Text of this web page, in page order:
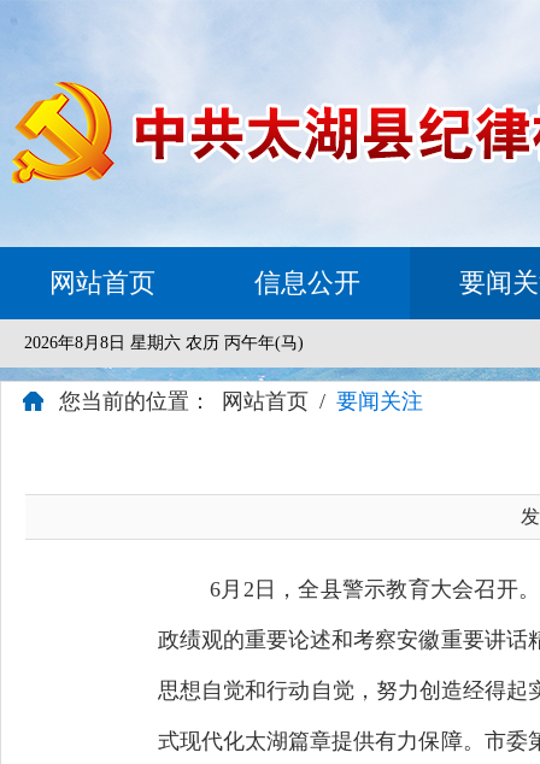
网站首页 信息公开 要闻
2026年8月8日 星期六 农历 丙午年(马)
您当前的位置： 网站首页 / 要闻关注
6月2日，全县警示教育大会召开
政绩观的重要论述和考察安徽重要讲
思想自觉和行动自觉，努力创造经得起
式现代化太湖篇章提供有力保障。市